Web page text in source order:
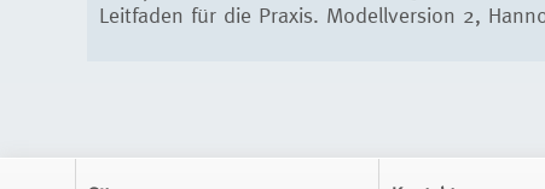
Leitfaden für die Praxis. Modellversion 2,